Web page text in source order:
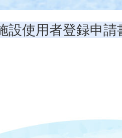
設使用者登録申